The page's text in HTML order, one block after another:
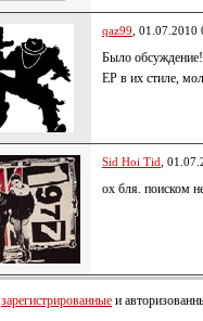
qaz99 , 01.07.2010
Было
EP в их стиле,
Sid Hoi Tid ,
ох бля. поиском
зарегистрированные и